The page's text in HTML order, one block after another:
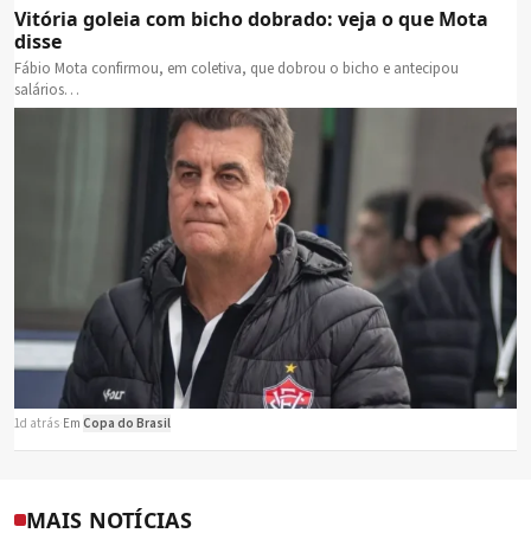
Vitória goleia com bicho dobrado: veja o que Mota
disse
Fábio Mota confirmou, em coletiva, que dobrou o bicho e antecipou
salários…
1d atrás Em Copa do Brasil
MAIS NOTÍCIAS